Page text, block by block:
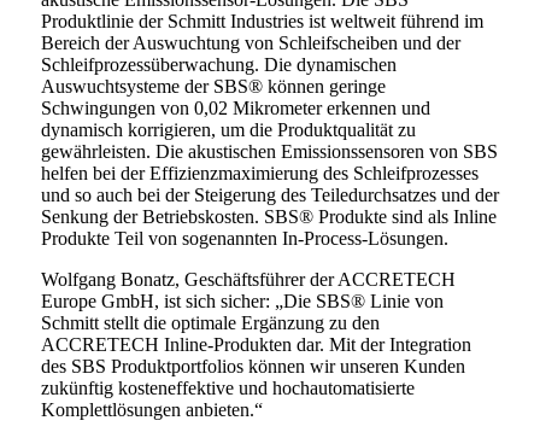
Produktlinie der Schmitt Industries ist weltweit führend im
Bereich der Auswuchtung von Schleifscheiben und der
Schleifprozessüberwachung. Die dynamischen
Auswuchtsysteme der SBS® können geringe
Schwingungen von 0,02 Mikrometer erkennen und
dynamisch korrigieren, um die Produktqualität zu
gewährleisten. Die akustischen Emissionssensoren von SBS
helfen bei der Effizienzmaximierung des Schleifprozesses
und so auch bei der Steigerung des Teiledurchsatzes und der
Senkung der Betriebskosten. SBS® Produkte sind als Inline
Produkte Teil von sogenannten In-Process-Lösungen.
Wolfgang Bonatz, Geschäftsführer der ACCRETECH
Europe GmbH, ist sich sicher: „Die SBS® Linie von
Schmitt stellt die optimale Ergänzung zu den
ACCRETECH Inline-Produkten dar. Mit der Integration
des SBS Produktportfolios können wir unseren Kunden
zukünftig kosteneffektive und hochautomatisierte
Komplettlösungen anbieten.“